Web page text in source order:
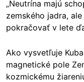
„Neutrína majú
zemského jadra,
pokračovať v lete
Ako vysvetľuje
magnetické pole
kozmickému